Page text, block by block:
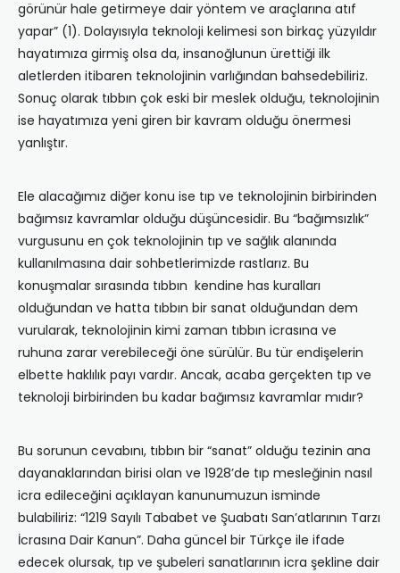
görünür hale getirmeye dair yöntem ve araçlarına atıf
yapar” (1). Dolayısıyla teknoloji kelimesi son birkaç yüzyıldır
hayatımıza girmiş olsa da, insanoğlunun ürettiği ilk
aletlerden itibaren teknolojinin varlığından bahsedebiliriz.
Sonuç olarak tıbbın çok eski bir meslek olduğu, teknolojinin
ise hayatımıza yeni giren bir kavram olduğu önermesi
yanlıştır.
Ele alacağımız diğer konu ise tıp ve teknolojinin birbirinden
bağımsız kavramlar olduğu düşüncesidir. Bu “bağımsızlık”
vurgusunu en çok teknolojinin tıp ve sağlık alanında
kullanılmasına dair sohbetlerimizde rastlarız. Bu
konuşmalar sırasında tıbbın kendine has kuralları
olduğundan ve hatta tıbbın bir sanat olduğundan dem
vurularak, teknolojinin kimi zaman tıbbın icrasına ve
ruhuna zarar verebileceği öne sürülür. Bu tür endişelerin
elbette haklılık payı vardır. Ancak, acaba gerçekten tıp ve
teknoloji birbirinden bu kadar bağımsız kavramlar mıdır?
Bu sorunun cevabını, tıbbın bir “sanat” olduğu tezinin ana
dayanaklarından birisi olan ve 1928’de tıp mesleğinin nasıl
icra edileceğini açıklayan kanunumuzun isminde
bulabiliriz: “1219 Sayılı Tababet ve Şuabatı San’atlarının Tarzı
İcrasına Dair Kanun”. Daha güncel bir Türkçe ile ifade
edecek olursak, tıp ve şubeleri sanatlarının icra şekline dair